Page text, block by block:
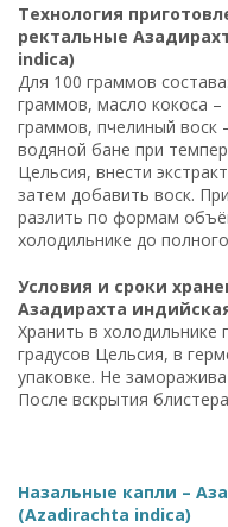
Технология
ректальные
indica)
Для 100 граммов
граммов, масло кокоса
граммов, пчелиный воск
водяной бане при
Цельсия, внести
затем добавить воск.
разлить по формам
холодильнике до
Условия и сроки
Азадирахта
Хранить в холодильнике
градусов Цельсия, в
упаковке. Не
После вскрытия
Назальные капли –
(Azadirachta indica)